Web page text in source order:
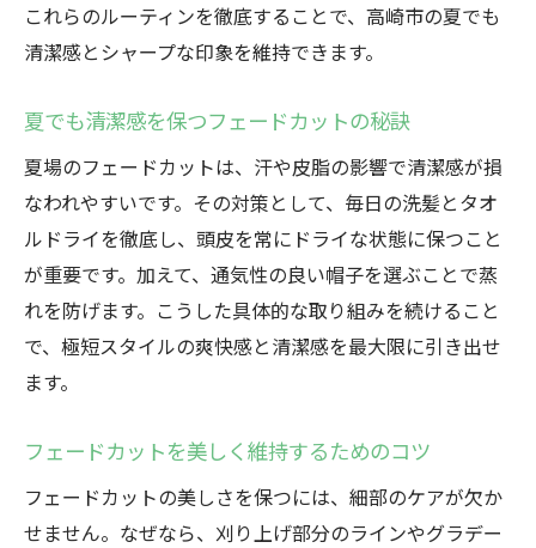
これらのルーティンを徹底することで、高崎市の夏でも
清潔感とシャープな印象を維持できます。
夏でも清潔感を保つフェードカットの秘訣
夏場のフェードカットは、汗や皮脂の影響で清潔感が損
なわれやすいです。その対策として、毎日の洗髪とタオ
ルドライを徹底し、頭皮を常にドライな状態に保つこと
が重要です。加えて、通気性の良い帽子を選ぶことで蒸
れを防げます。こうした具体的な取り組みを続けること
で、極短スタイルの爽快感と清潔感を最大限に引き出せ
ます。
フェードカットを美しく維持するためのコツ
フェードカットの美しさを保つには、細部のケアが欠か
せません。なぜなら、刈り上げ部分のラインやグラデー